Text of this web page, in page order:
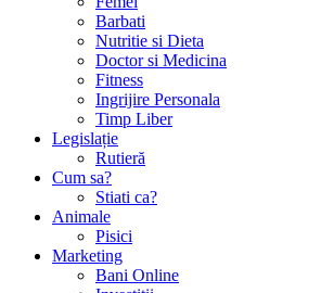
Barbati
Nutritie si Dieta
Doctor si Medicina
Fitness
Ingrijire Personala
Timp Liber
Legislație
Rutieră
Cum sa?
Stiati ca?
Animale
Pisici
Marketing
Bani Online